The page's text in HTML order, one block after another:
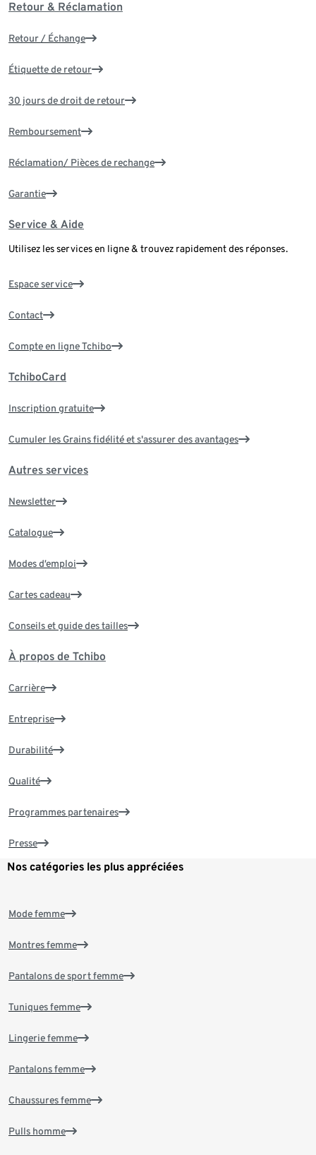
Retour & Réclamation
Retour / Échange
Étiquette de retour
30 jours de droit de retour
Remboursement
Réclamation/ Pièces de rechange
Garantie
Service & Aide
Utilisez les services en ligne & trouvez rapidement des réponses.
Espace service
Contact
Compte en ligne Tchibo
TchiboCard
Inscription gratuite
Cumuler les Grains fidélité et s'assurer des avantages
Autres services
Newsletter
Catalogue
Modes d’emploi
Cartes cadeau
Conseils et guide des tailles
À propos de Tchibo
Carrière
Entreprise
Durabilité
Qualité
Programmes partenaires
Presse
Nos catégories les plus appréciées
Mode femme
Montres femme
Pantalons de sport femme
Tuniques femme
Lingerie femme
Pantalons femme
Chaussures femme
Pulls homme